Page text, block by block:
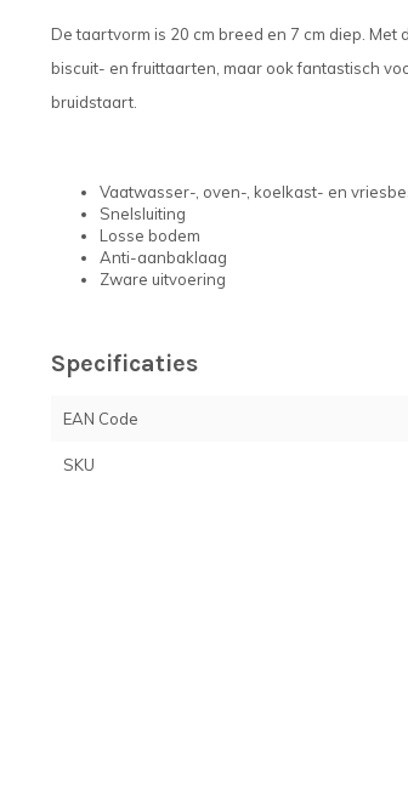
De taartvorm is 20 cm breed en 7 cm diep.
biscuit- en fruittaarten, maar ook fantastisch
bruidstaart.
Vaatwasser-, oven-, koelkast- en
Snelsluiting
Losse bodem
Anti-aanbaklaag
Zware uitvoering
Specificaties
EAN Code
SKU